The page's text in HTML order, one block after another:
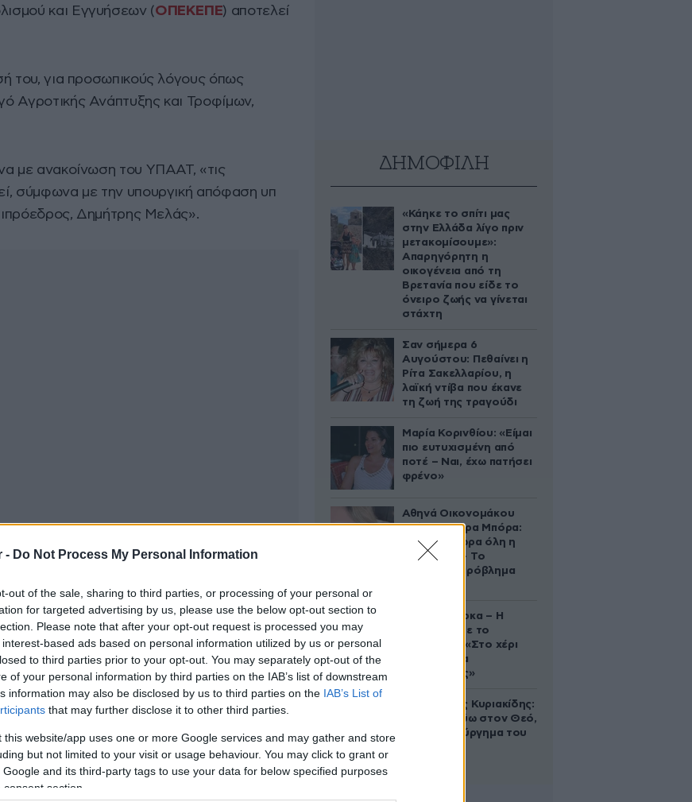
- Do Not Process My Personal Information
out of the sale, sharing to third parties, or processing of your personal or
for targeted advertising by us, please use the below opt-out section to
Please note that after your opt-out request is processed you may
based ads based on personal information utilized by us or personal
to third parties prior to your opt-out. You may separately opt-out of the
of your personal information by third parties on the IAB’s list of downstream
information may also be disclosed by us to third parties on the IAB’s List of
that may further disclose it to other third parties.
this website/app uses one or more Google services and may gather and store
but not limited to your visit or usage behaviour. You may click to grant or
and its third-party tags to use your data for below specified purposes
section.
και Εγγυήσεων (ΟΠΕΚΕΠΕ) αποτελεί
του, για προσωπικούς λόγους όπως
Αγροτικής Ανάπτυξης και Τροφίμων,
με ανακοίνωση του ΥΠΑΑΤ, «τις
σύμφωνα με την υπουργική απόφαση υπ
Δημήτρης Μελάς».
ΔΗΜΟΦΙΛΗ
«Κάηκε το σπίτι μας
στην Ελλάδα λίγο πριν
μετακομίσουμε»:
Απαρηγόρητη η
οικογένεια από τη
Βρετανία που είδε το
όνειρο ζωής να γίνεται
στάχτη
Σαν σήμερα 6
Αυγούστου: Πεθαίνει η
Ρίτα Σακελλαρίου, η
λαϊκή ντίβα που έκανε
τη ζωή της τραγούδι
Μαρία Κορινθίου: «Είμαι
πιο ευτυχισμένη από
ποτέ – Ναι, έχω πατήσει
φρένο»
Αθηνά Οικονομάκου
από τα Μπόρα Μπόρα:
«Έσκασε τώρα όλη η
κούραση» – Το
απρόοπτο πρόβλημα
Δανάη Μπάρκα – Η
ανάρτηση με το
σάντουιτς: «Στο χέρι
σου είναι να
αδυνατίσεις»
Βλαδίμηρος Κυριακίδης:
«Δεν πιστεύω στον Θεό,
είναι δημιούργημα του